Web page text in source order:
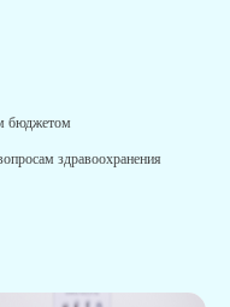
бюджетом
здравоохранения